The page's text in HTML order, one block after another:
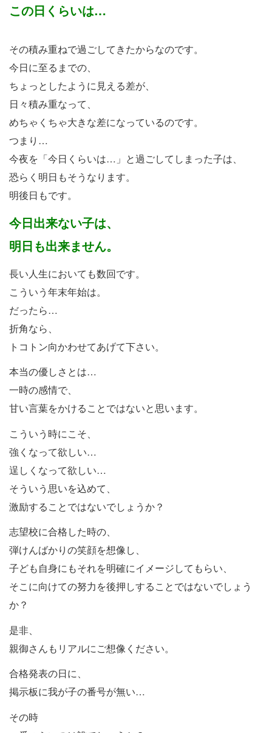
この日くらいは…
その積み重ねで過ごしてきたからなのです。
今日に至るまでの、
ちょっとしたように見える差が、
日々積み重なって、
めちゃくちゃ大きな差になっているのです。
つまり…
今夜を「今日くらいは…」と過ごしてしまった子は、
恐らく明日もそうなります。
明後日もです。
今日出来ない子は、
明日も出来ません。
長い人生においても数回です。
こういう年末年始は。
だったら…
折角なら、
トコトン向かわせてあげて下さい。
本当の優しさとは…
一時の感情で、
甘い言葉をかけることではないと思います。
こういう時にこそ、
強くなって欲しい…
逞しくなって欲しい…
そういう思いを込めて、
激励することではないでしょうか？
志望校に合格した時の、
弾けんばかりの笑顔を想像し、
子ども自身にもそれを明確にイメージしてもらい、
そこに向けての努力を後押しすることではないでしょう
か？
是非、
親御さんもリアルにご想像ください。
合格発表の日に、
掲示板に我が子の番号が無い…
その時